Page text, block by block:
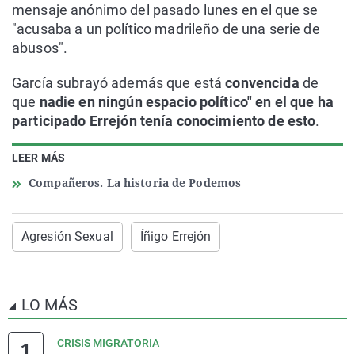
LEER MÁS
Compañeros. La historia de Podemos
mensaje anónimo del pasado lunes en el que se
"acusaba a un político madrileño de una serie de
abusos".
García subrayó además que estáconvencida de
que nadie en ningún espacio político" en el que ha
participado Errejón tenía conocimiento de esto.
Agresión Sexual Íñigo Errejón
LO MÁS
CRISIS MIGRATORIA